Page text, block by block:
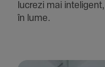
lucrezi mai
în lume.